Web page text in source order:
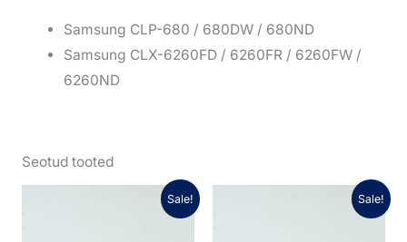
Samsung CLP-680 / 680DW / 680ND
Samsung CLX-6260FD / 6260FR / 6260FW /
6260ND
Seotud tooted
Sale!
Praegune
hind
Sale!
Praegune
hind